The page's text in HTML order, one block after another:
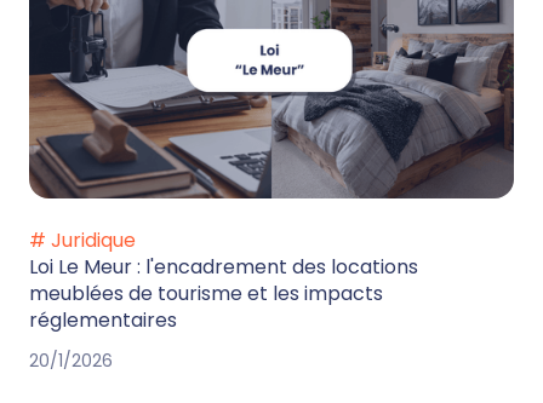
# Juridique
Loi Le Meur : l'encadrement des locations
meublées de tourisme et les impacts
réglementaires
20/1/2026